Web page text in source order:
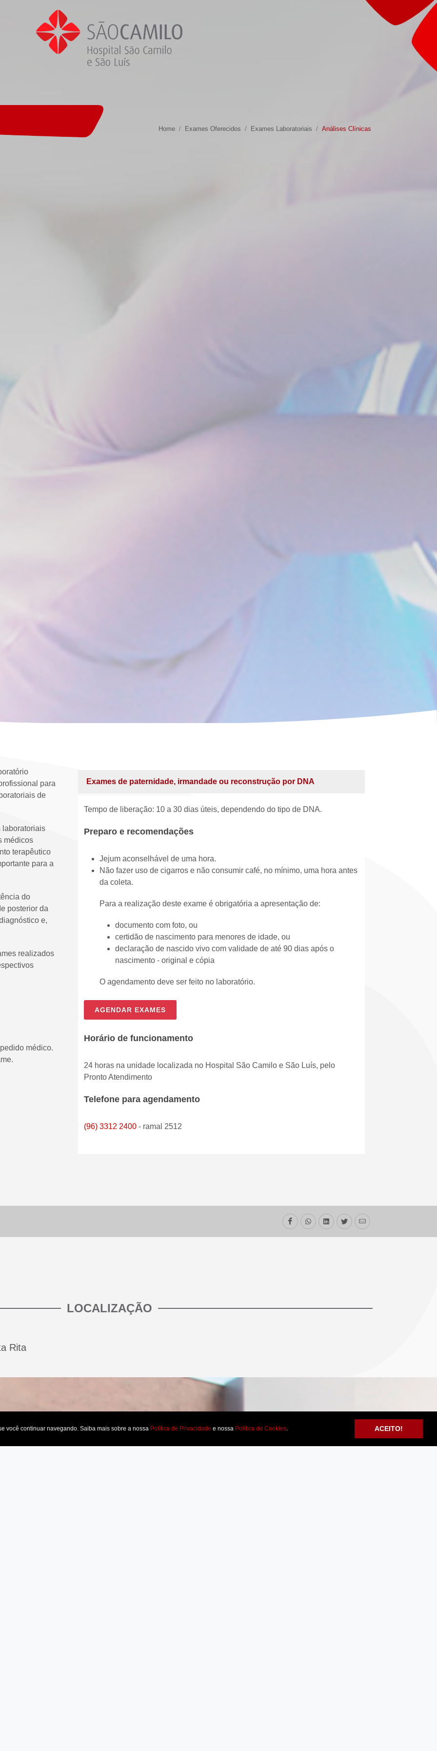
você continuar navegando. Saiba mais sobre a nossa Política de Privacidade e nossa Política de Cookies. ACEITO!
Home Exames Oferecidos Exames Laboratoriais Análises Clínicas
para
de
laboratoriais
médicos
terapêutico
para a
do
posterior da
e,
realizados
médico.
Exames de paternidade, irmandade ou reconstrução por DNA
Tempo de liberação: 10 a 30 dias úteis, dependendo do tipo de DNA.
Preparo e recomendações
Jejum aconselhável de uma hora.
Não fazer uso de cigarros e não consumir café, no mínimo, uma hora antes
da coleta.
Para a realização deste exame é obrigatória a apresentação de:
documento com foto, ou
certidão de nascimento para menores de idade, ou
declaração de nascido vivo com validade de até 90 dias após o
nascimento - original e cópia
O agendamento deve ser feito no laboratório.
AGENDAR EXAMES
Horário de funcionamento
24 horas na unidade localizada no Hospital São Camilo e São Luís, pelo
Pronto Atendimento
Telefone para agendamento
(96) 3312 2400 - ramal 2512
LOCALIZAÇÃO
Rita